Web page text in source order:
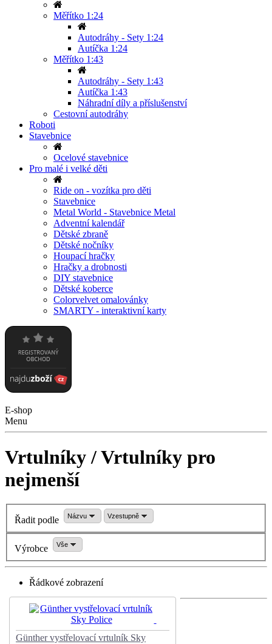
Měřítko 1:24
Autodráhy - Sety 1:24
Autíčka 1:24
Měřítko 1:43
Autodráhy - Sety 1:43
Autíčka 1:43
Náhradní díly a příslušenství
Cestovní autodráhy
Roboti
Stavebnice
Ocelové stavebnice
Pro malé i velké děti
Ride on - vozítka pro děti
Stavebnice
Metal World - Stavebnice Metal
Adventní kalendář
Dětské zbraně
Dětské nočníky
Houpací hračky
Hračky a drobnosti
DIY stavebnice
Dětské koberce
Colorvelvet omalovánky
SMARTY - interaktivní karty
E-shop
Menu
Vrtulníky / Vrtulníky pro
nejmenší
Řadit podle Názvu Vzestupně
Výrobce Vše
Řádkové zobrazení
Günther vystřelovací vrtulník Sky